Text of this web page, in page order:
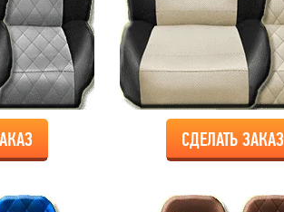
СДЕЛАТЬ ЗАКАЗ